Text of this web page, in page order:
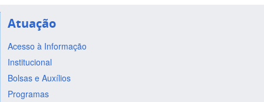
Atuação
Acesso à Informação
Institucional
Bolsas e Auxílios
Programas